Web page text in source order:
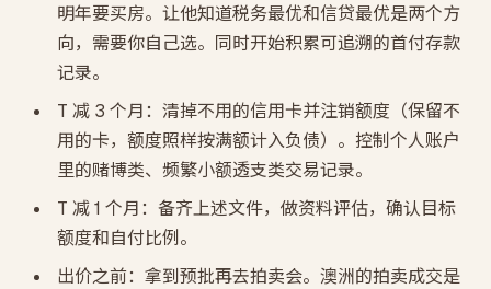
明年要买房。让他知道税务最优和信贷最优是两个方
向，需要你自己选。同时开始积累可追溯的首付存款
记录。
T 减 3 个月：清掉不用的信用卡并注销额度（保留不
用的卡，额度照样按满额计入负债）。控制个人账户
里的赌博类、频繁小额透支类交易记录。
T 减 1 个月：备齐上述文件，做资料评估，确认目标
额度和自付比例。
出价之前：拿到预批再去拍卖会。澳洲的拍卖成交是